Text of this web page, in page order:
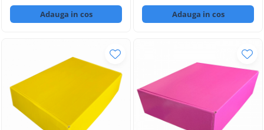
Adauga in cos Adauga in cos